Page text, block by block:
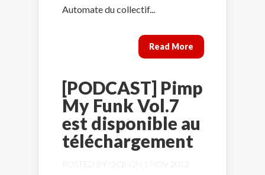
Automate du collectif...
Read More
[PODCAST] Pimp
My Funk Vol.7
est disponible au
téléchargement
POSTED BY OCB ON 1 NOV 2012